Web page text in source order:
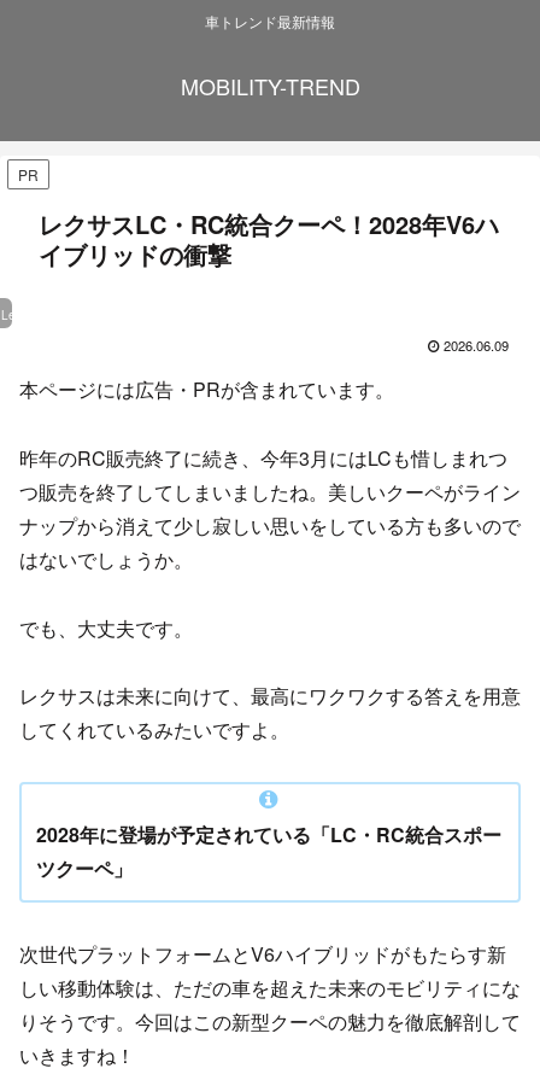
車トレンド最新情報
MOBILITY-TREND
PR
レクサスLC・RC統合クーペ！2028年V6ハ
イブリッドの衝撃
Lexus
2026.06.09
本ページには広告・PRが含まれています。
昨年のRC販売終了に続き、今年3月にはLCも惜しまれつ
つ販売を終了してしまいましたね。美しいクーペがライン
ナップから消えて少し寂しい思いをしている方も多いので
はないでしょうか。
でも、大丈夫です。
レクサスは未来に向けて、最高にワクワクする答えを用意
してくれているみたいですよ。
2028年に登場が予定されている「LC・RC統合スポー
ツクーペ」
次世代プラットフォームとV6ハイブリッドがもたらす新
しい移動体験は、ただの車を超えた未来のモビリティにな
りそうです。今回はこの新型クーペの魅力を徹底解剖して
いきますね！